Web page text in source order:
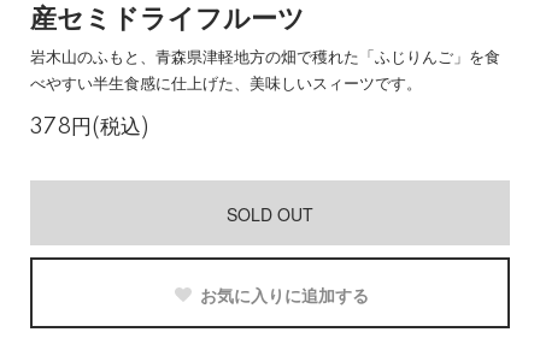
産セミドライフルーツ
岩木山のふもと、青森県津軽地方の畑で穫れた「ふじりんご」を食
べやすい半生食感に仕上げた、美味しいスィーツです。
378円(税込)
SOLD OUT
お気に入りに追加する